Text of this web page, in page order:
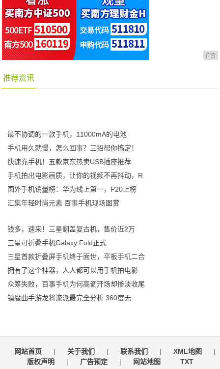
广告
推荐资讯
最不协调的一款手机，11000mA的电池
手机用久就慢，怎么回事？三招帮你搞定！
快速充手机！五款京东热卖USB插座推荐
手机拍出电影画质，让你的视频不再抖动，R
国外手机销量榜：华为线上第一，P20上榜
汇集年轻时尚元素 百事手机现场图赏
钱多，速来！三星翻盖复古机，售价近2万
三星可折叠手机Galaxy Fold正式
三星首款折叠屏手机终于面世，平板手机二合
拥有了这个神器，人人都可以用手机拍电影
众筹失败，百事手机为何高调开场却惨淡收尾
镇魔曲手游龙将流派最完全分析 360度无
网站首页 | 关于我们 | 联系我们 | XML地图
|
版权声明
| 广告预定 | 网站地图 TXT